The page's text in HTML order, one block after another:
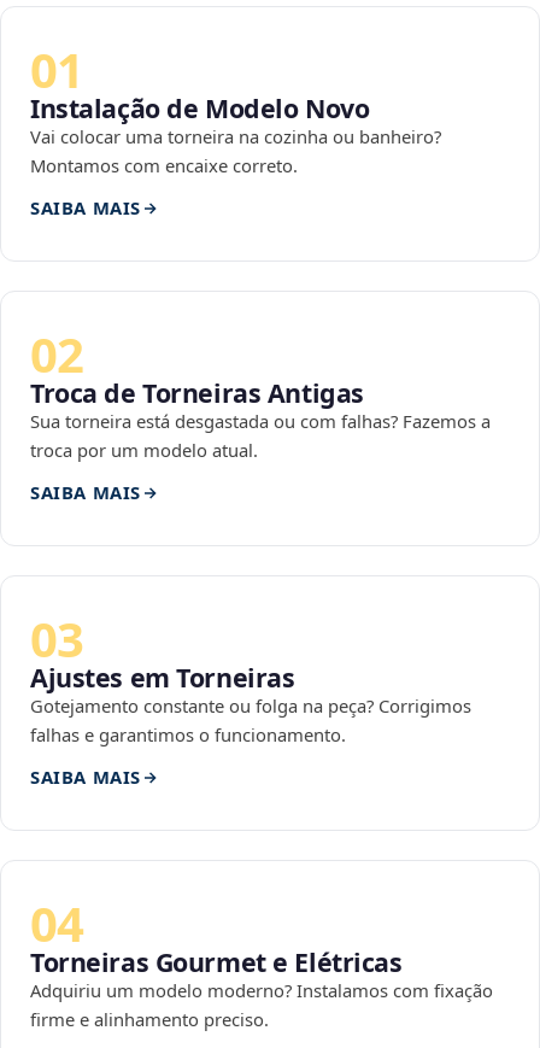
01
Instalação de Modelo Novo
Vai colocar uma torneira na cozinha ou banheiro?
Montamos com encaixe correto.
SAIBA MAIS
02
Troca de Torneiras Antigas
Sua torneira está desgastada ou com falhas? Fazemos a
troca por um modelo atual.
SAIBA MAIS
03
Ajustes em Torneiras
Gotejamento constante ou folga na peça? Corrigimos
falhas e garantimos o funcionamento.
SAIBA MAIS
04
Torneiras Gourmet e Elétricas
Adquiriu um modelo moderno? Instalamos com fixação
firme e alinhamento preciso.